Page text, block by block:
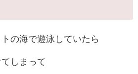
の海で遊泳していたら
しまって